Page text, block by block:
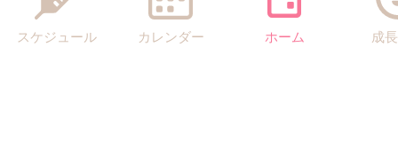
スケジュール カレンダー ホーム 成